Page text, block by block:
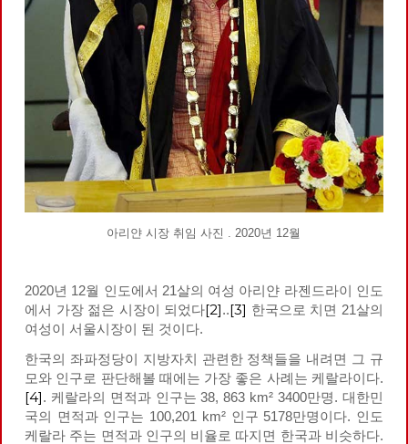
아리얀 시장 취임 사진 . 2020년 12월
2020년 12월 인도에서 21살의 여성 아리얀 라젠드라이 인도
에서 가장 젊은 시장이 되었다[2]..[3] 한국으로 치면 21살의
여성이 서울시장이 된 것이다.
한국의 좌파정당이 지방자치 관련한 정책들을 내려면 그 규
모와 인구로 판단해볼 때에는 가장 좋은 사례는 케랄라이다.
[4]. 케랄라의 면적과 인구는 38, 863 km² 3400만명. 대한민
국의 면적과 인구는 100,201 km² 인구 5178만명이다. 인도
케랄라 주는 면적과 인구의 비율로 따지면 한국과 비슷하다.